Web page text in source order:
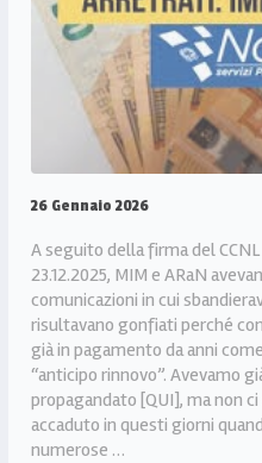
26 Gennaio 2026
A seguito della firma del CCNL
23.12.2025, MIM e ARaN
comunicazioni in cui
risultavano gonfiati perché
già in pagamento da anni
“anticipo rinnovo”. Avevamo
propagandato [QUI], ma non
accaduto in questi giorni
numerose …